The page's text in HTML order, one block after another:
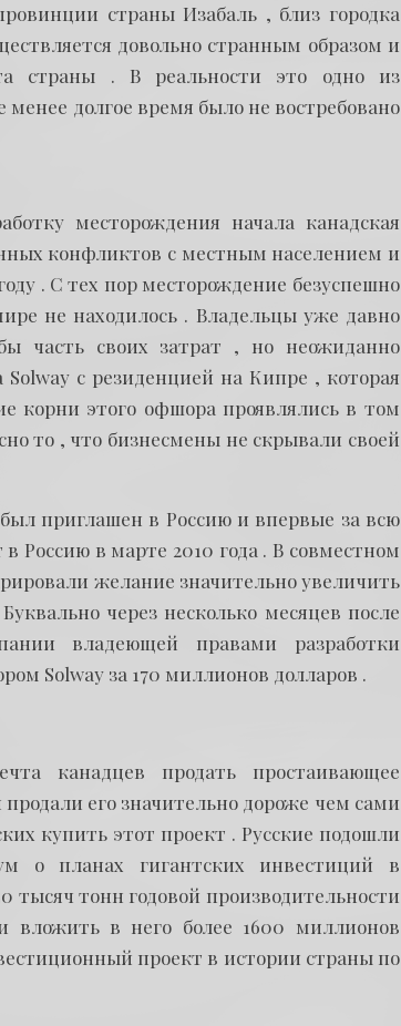
страны Изабаль , близ городка
довольно странным образом и
страны . В реальности это одно из
долгое время было не востребовано
месторождения начала канадская
конфликтов с местным населением и
. С тех пор месторождение безуспешно
не находилось . Владельцы уже давно
часть своих затрат , но неожиданно
с резиденцией на Кипре , которая
корни этого офшора проявлялись в том
то , что бизнесмены не скрывали своей
приглашен в Россию и впервые за всю
в марте 2010 года . В совместном
желание значительно увеличить
через несколько месяцев после
владеющей правами разработки
Solway за 170 миллионов долларов .
канадцев продать простаивающее
его значительно дороже чем сами
купить этот проект . Русские подошли
о планах гигантских инвестиций в
тысяч тонн годовой производительности
вложить в него более 1600 миллионов
проект в истории страны по